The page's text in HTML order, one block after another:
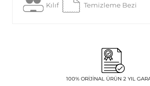
Kılıf Temizleme Bezi
100% ORIJINAL ÜRÜN 2 YIL